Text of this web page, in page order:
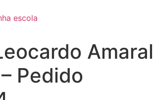
escola
Amaral
Pedido